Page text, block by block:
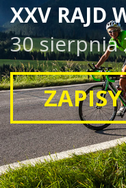
XXV RAJD
30 sierpnia
ZAPISY